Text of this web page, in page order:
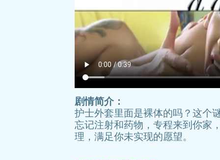
剧情简介：
护士外套里面是裸体的吗？这个
忘记注射和药物，专程来到你家
理，满足你未实现的愿望。